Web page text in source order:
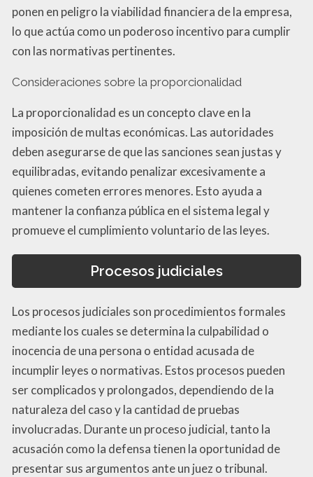
ponen en peligro la viabilidad financiera de la empresa,
lo que actúa como un poderoso incentivo para cumplir
con las normativas pertinentes.
Consideraciones sobre la proporcionalidad
La proporcionalidad es un concepto clave en la
imposición de multas económicas. Las autoridades
deben asegurarse de que las sanciones sean justas y
equilibradas, evitando penalizar excesivamente a
quienes cometen errores menores. Esto ayuda a
mantener la confianza pública en el sistema legal y
promueve el cumplimiento voluntario de las leyes.
Procesos judiciales
Los procesos judiciales son procedimientos formales
mediante los cuales se determina la culpabilidad o
inocencia de una persona o entidad acusada de
incumplir leyes o normativas. Estos procesos pueden
ser complicados y prolongados, dependiendo de la
naturaleza del caso y la cantidad de pruebas
involucradas. Durante un proceso judicial, tanto la
acusación como la defensa tienen la oportunidad de
presentar sus argumentos ante un juez o tribunal.